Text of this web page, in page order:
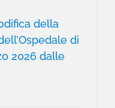
della
di
2026 dalle